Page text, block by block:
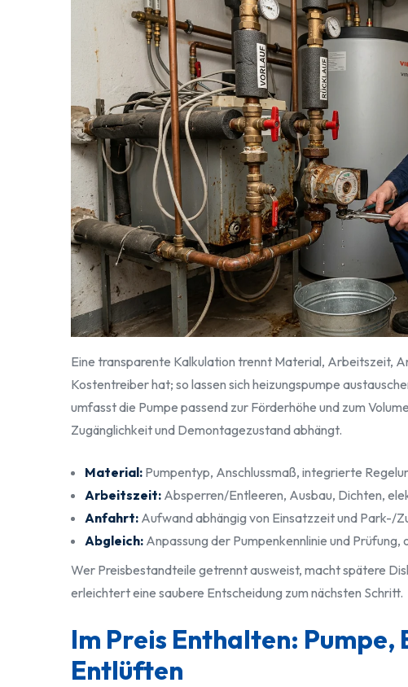
Eine transparente Kalkulation trennt Material, Arbeitszeit,
Kostentreiber hat; so lassen sich heizungspumpe
umfasst die Pumpe passend zur Förderhöhe und zum
Zugänglichkeit und Demontagezustand abhängt.
Material: Pumpentyp, Anschlussmaß, integrierte
Arbeitszeit: Absperren/Entleeren, Ausbau, Dichten,
Anfahrt: Aufwand abhängig von Einsatzzeit und Park-/
Abgleich: Anpassung der Pumpenkennlinie und
Wer Preisbestandteile getrennt ausweist, macht spätere
erleichtert eine saubere Entscheidung zum nächsten Schritt.
Im Preis Enthalten: Pumpe,
Entlüften